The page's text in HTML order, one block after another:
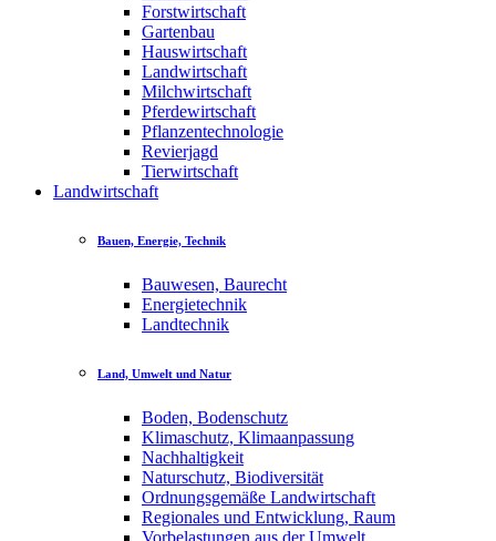
Forstwirtschaft
Gartenbau
Hauswirtschaft
Landwirtschaft
Milchwirtschaft
Pferdewirtschaft
Pflanzentechnologie
Revierjagd
Tierwirtschaft
Landwirtschaft
Bauen, Energie, Technik
Bauwesen, Baurecht
Energietechnik
Landtechnik
Land, Umwelt und Natur
Boden, Bodenschutz
Klimaschutz, Klimaanpassung
Nachhaltigkeit
Naturschutz, Biodiversität
Ordnungsgemäße Landwirtschaft
Regionales und Entwicklung, Raum